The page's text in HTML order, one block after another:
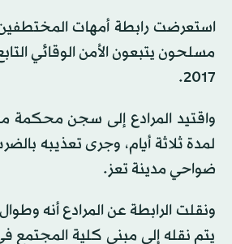
استعرضت رابطة أمهات
مسلحون يتبعون الأمن الوقائي
2017.
لمدة ثلاثة أيام، وجرى تعذيبه
ضواحي مدينة تعز.
ونقلت الرابطة عن المرادع أنه
يتم نقله إلى مبنى كلية المجتمع